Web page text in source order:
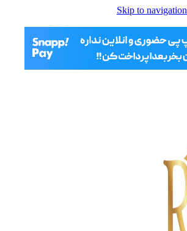
Skip to navigation